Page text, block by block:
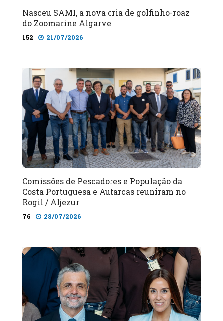
Nasceu SAMI, a nova cria de golfinho-roaz
do Zoomarine Algarve
152 21/07/2026
Comissões de Pescadores e População da
Costa Portuguesa e Autarcas reuniram no
Rogil / Aljezur
76 28/07/2026